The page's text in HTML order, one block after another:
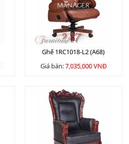
Ghế 1RC1018-L2 (A68)
Giá bán:7,035,000 VNĐ